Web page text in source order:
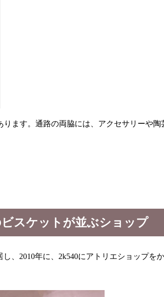
ます。通路の両脇には、アクセサリーや
スケットが並ぶショップ
、2010年に、2k540にアトリエショップを